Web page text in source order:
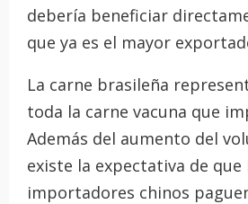
debería beneficiar
que ya es el mayor
La carne brasileña
toda la carne vacuna que
Además del aumento del
existe la expectativa de que
importadores chinos